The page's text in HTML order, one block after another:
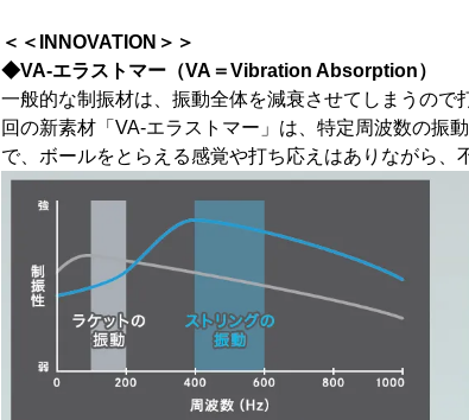
＜＜INNOVATION＞＞
◆VA-エラストマー（VA＝Vibration Absorption）
一般的な制振材は、振動全体を減衰させてしまうの
回の新素材「VA-エラストマー」は、特定周波数の振
で、ボールをとらえる感覚や打ち応えはありながら、